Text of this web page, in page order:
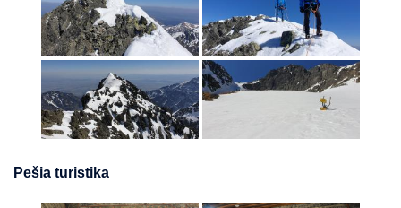
Pešia turistika